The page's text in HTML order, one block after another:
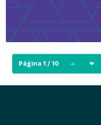
Página 1 / 10